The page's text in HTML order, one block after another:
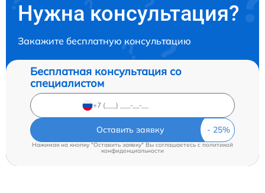
Нужна консультация?
Закажите бесплатную консультацию
Бесплатная консультация со
специалистом
Оставить заявку
Нажимая на кнопку "Оставить заявку" Вы соглашаетесь cполитикой
конфиденциальности